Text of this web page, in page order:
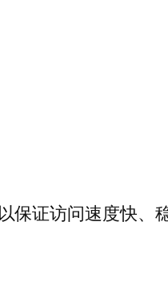
保证访问速度快、